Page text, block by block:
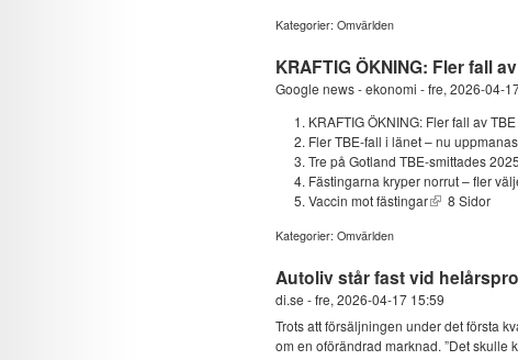
Kategorier: Omvärlden
KRAFTIG ÖKNING: Fler fall
Google news - ekonomi -fre, 2026-04-
KRAFTIG ÖKNING: Fler fall av
Fler TBE-fall i länet – nu
Tre på Gotland TBE-smittades
Fästingarna kryper norrut – fler
Vaccin mot fästingar
8 Sidor
Kategorier: Omvärlden
Autoliv står fast vid
di.se -fre, 2026-04-17 15:59
Trots att försäljningen under det första
om en oförändrad marknad. ”Det skulle